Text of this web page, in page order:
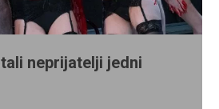
neprijatelji jedni